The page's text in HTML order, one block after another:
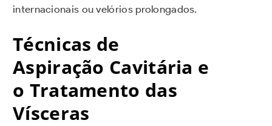
internacionais ou velórios prolongados.
Técnicas de
Aspiração Cavitária e
o Tratamento das
Vísceras